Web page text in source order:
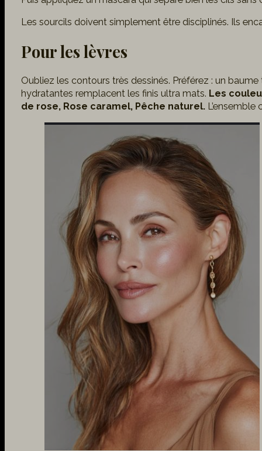
Les sourcils doivent simplement être disciplinés. Ils
Pour les lèvres
Oubliez les contours très dessinés. Préférez : un
hydratantes remplacent les finis ultra mats. Les
de rose, Rose caramel, Pêche naturel.